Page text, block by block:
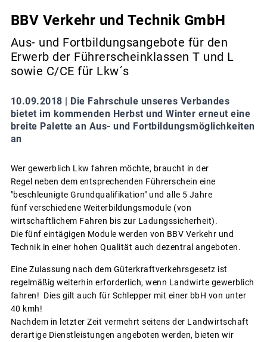
BBV Verkehr und Technik GmbH
Aus- und Fortbildungsangebote für den
Erwerb der Führerscheinklassen T und L
sowie C/CE für Lkw´s
10.09.2018 | Die Fahrschule unseres Verbandes
bietet im kommenden Herbst und Winter erneut eine
breite Palette an Aus- und Fortbildungsmöglichkeiten
an
Wer gewerblich Lkw fahren möchte, braucht in der
Regel neben dem entsprechenden Führerschein eine
"beschleunigte Grundqualifikation" und alle 5 Jahre
fünf verschiedene Weiterbildungsmodule (von
wirtschaftlichem Fahren bis zur Ladungssicherheit).
Die fünf eintägigen Module werden von BBV Verkehr und
Technik in einer hohen Qualität auch dezentral angeboten.
Eine Zulassung nach dem Güterkraftverkehrsgesetz ist
regelmäßig weiterhin erforderlich, wenn Landwirte gewerblich
fahren! Dies gilt auch für Schlepper mit einer bbH von unter
40 kmh!
Nachdem in letzter Zeit vermehrt seitens der Landwirtschaft
derartige Dienstleistungen angeboten werden, bieten wir